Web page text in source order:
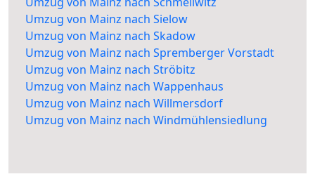
Umzug von Mainz nach Sielow
Umzug von Mainz nach Skadow
Umzug von Mainz nach Spremberger Vorstadt
Umzug von Mainz nach Ströbitz
Umzug von Mainz nach Wappenhaus
Umzug von Mainz nach Willmersdorf
Umzug von Mainz nach Windmühlensiedlung